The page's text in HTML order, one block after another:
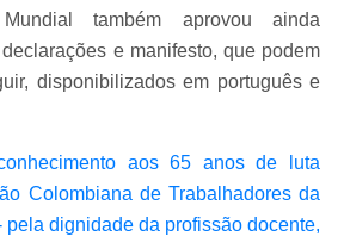
também aprovou ainda
e manifesto, que podem
disponibilizados em português e
aos 65 anos de luta
Colombiana de Trabalhadores da
pela dignidade da profissão docente,